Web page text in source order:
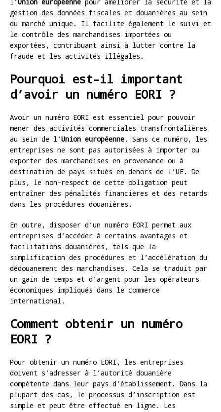
gestion des données fiscales et douanières au sein
du marché unique. Il facilite également le suivi et
le contrôle des marchandises importées ou
exportées, contribuant ainsi à lutter contre la
fraude et les activités illégales.
Pourquoi est-il important
d’avoir un numéro EORI ?
Avoir un numéro EORI est essentiel pour pouvoir
mener des activités commerciales transfrontalières
au sein de l’Union européenne. Sans ce numéro, les
entreprises ne sont pas autorisées à importer ou
exporter des marchandises en provenance ou à
destination de pays situés en dehors de l’UE. De
plus, le non-respect de cette obligation peut
entraîner des pénalités financières et des retards
dans les procédures douanières.
En outre, disposer d’un numéro EORI permet aux
entreprises d’accéder à certains avantages et
facilitations douanières, tels que la
simplification des procédures et l’accélération du
dédouanement des marchandises. Cela se traduit par
un gain de temps et d’argent pour les opérateurs
économiques impliqués dans le commerce
international.
Comment obtenir un numéro
EORI ?
Pour obtenir un numéro EORI, les entreprises
doivent s’adresser à l’autorité douanière
compétente dans leur pays d’établissement. Dans la
plupart des cas, le processus d’inscription est
simple et peut être effectué en ligne. Les